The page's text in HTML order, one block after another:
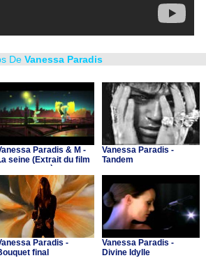
De Vanessa Paradis
Paradis & M -
seine (Extrait du film
Vanessa Paradis -
Tandem
Paradis -
final
Vanessa Paradis -
Divine Idylle